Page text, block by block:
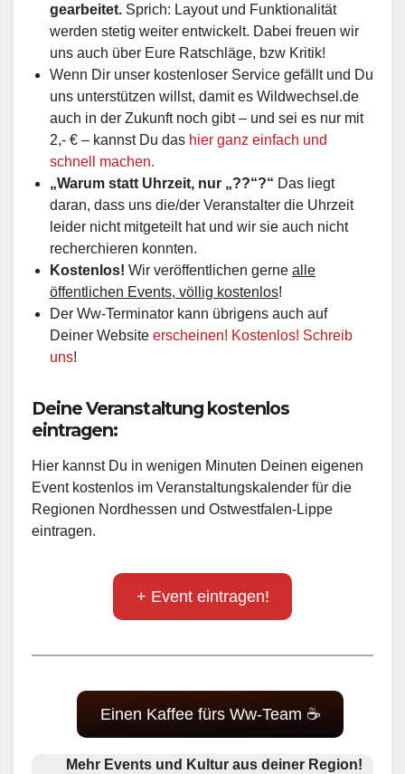
gearbeitet. Sprich: Layout und Funktionalität
werden stetig weiter entwickelt. Dabei freuen wir
uns auch über Eure Ratschläge, bzw Kritik!
Wenn Dir unser kostenloser Service gefällt und Du
uns unterstützen willst, damit es Wildwechsel.de
auch in der Zukunft noch gibt – und sei es nur mit
2,- € – kannst Du das hier ganz einfach und
schnell machen.
„Warum statt Uhrzeit, nur „??“?“ Das liegt
daran, dass uns die/der Veranstalter die Uhrzeit
leider nicht mitgeteilt hat und wir sie auch nicht
recherchieren konnten.
Kostenlos! Wir veröffentlichen gerne alle
öffentlichen Events, völlig kostenlos!
Der Ww-Terminator kann übrigens auch auf
Deiner Website erscheinen! Kostenlos! Schreib
uns!
Deine Veranstaltung kostenlos
eintragen:
Hier kannst Du in wenigen Minuten Deinen eigenen
Event kostenlos im Veranstaltungskalender für die
Regionen Nordhessen und Ostwestfalen-Lippe
eintragen.
+ Event eintragen!
Einen Kaffee fürs Ww-Team ☕
Mehr Events und Kultur aus deiner Region!